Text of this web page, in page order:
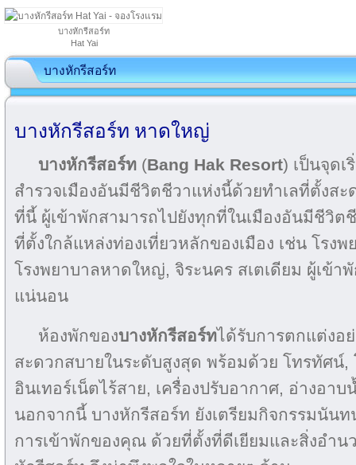
บางหักรีสอร์ท
Hat Yai
บางหักรีสอร์ท
บางหักรีสอร์ท หาดใหญ่
บางหักรีสอร์ท (Bang Hak Resort) เป็นจุดเ
สำรวจเมืองอันมีชีวิตชีวาแห่งนี้ด้วยทำเลที่ตั้งส
ที่นี้ ผู้เข้าพักสามารถไปยังทุกที่ในเมืองอันมีชีวิต
ที่ตั้งใกล้แหล่งท่องเที่ยวหลักของเมือง เช่น โรง
โรงพยาบาลหาดใหญ่, จิระนคร สเตเดียม ผู้เข้า
แน่นอน
ห้องพักของบางหักรีสอร์ทได้รับการตกแต่งอ
สะดวกสบายในระดับสูงสุด พร้อมด้วย โทรทัศน์,
อินเทอร์เน็ตไร้สาย, เครื่องปรับอากาศ, อ่างอา
นอกจากนี้ บางหักรีสอร์ท ยังเตรียมกิจกรรมนัน
การเข้าพักของคุณ ด้วยที่ตั้งที่ดีเยียมและสิ่งอำน